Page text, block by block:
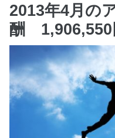
2013年4月の
酬 1,906,550